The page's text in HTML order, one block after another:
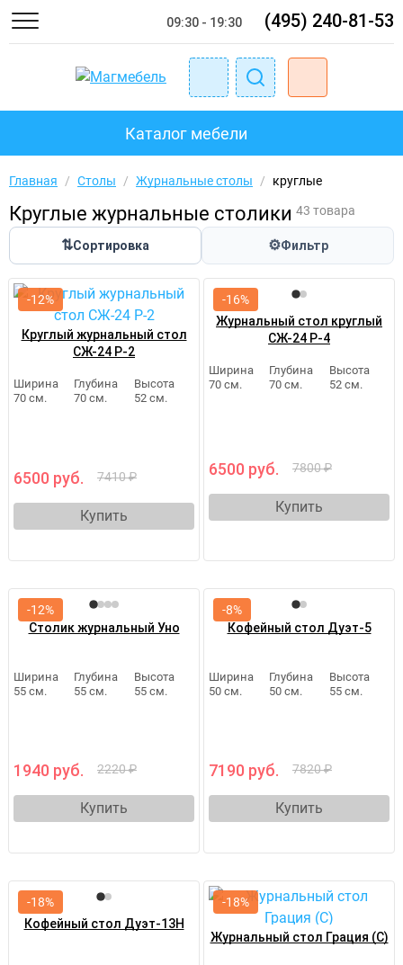
09:30 - 19:30 (495) 240-81-53
Каталог мебели
Главная / Столы / Журнальные столы / круглые
Круглые журнальные столики 43 товара
⇅Сортировка ⚙Фильтр
Круглый журнальный стол
СЖ-24 Р-2
Ширина
70 см.
Глубина
70 см.
Высота
52 см.
6500 руб. 7410 ₽
Купить
-12%
Журнальный стол круглый
СЖ-24 Р-4
Ширина
70 см.
Глубина
70 см.
Высота
52 см.
6500 руб. 7800 ₽
Купить
-16%
Столик журнальный Уно
Ширина
55 см.
Глубина
55 см.
Высота
55 см.
1940 руб. 2220 ₽
Купить
-12%
Кофейный стол Дуэт-5
Ширина
50 см.
Глубина
50 см.
Высота
55 см.
7190 руб. 7820 ₽
Купить
-8%
Кофейный стол Дуэт-13Н
-18%
Журнальный стол Грация (С)
-18%